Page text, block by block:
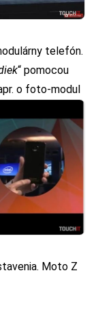
telefón.
“ pomocou
o foto-modul
Moto Z